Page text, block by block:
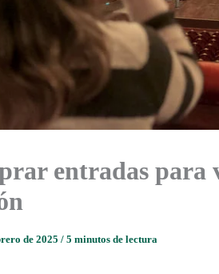
entradas para
de 2025 / 5 minutos de lectura